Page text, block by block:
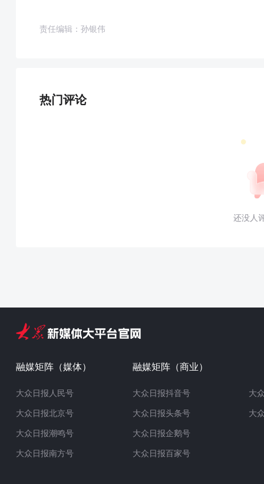
责任编辑：孙银伟
热门评论
还没人
融媒矩阵（媒体）
大众日报人民号
大众日报北京号
大众日报潮鸣号
大众日报南方号
融媒矩阵（商业）
大众日报抖音号
大众日报头条号
大众日报企鹅号
大众日报百家号
大
大